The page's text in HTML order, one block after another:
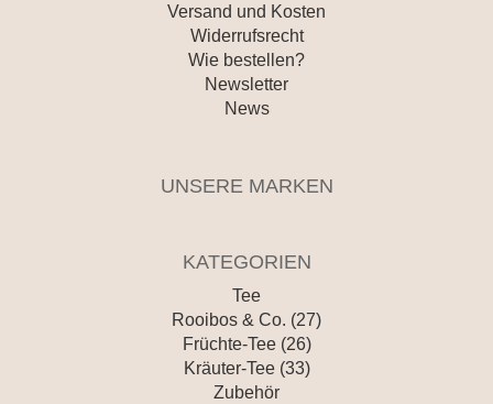
Versand und Kosten
Widerrufsrecht
Wie bestellen?
Newsletter
News
UNSERE MARKEN
KATEGORIEN
Tee
Rooibos & Co. (27)
Früchte-Tee (26)
Kräuter-Tee (33)
Zubehör